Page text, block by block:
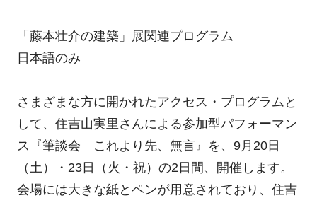
「藤本壮介の建築」展関連プログラム
日本語のみ
さまざまな方に開かれたアクセス・プログラムと
して、住吉山実里さんによる参加型パフォーマン
ス『筆談会 これより先、無言』を、9月20日
（土）・23日（火・祝）の2日間、開催します。
会場には大きな紙とペンが用意されており、住吉